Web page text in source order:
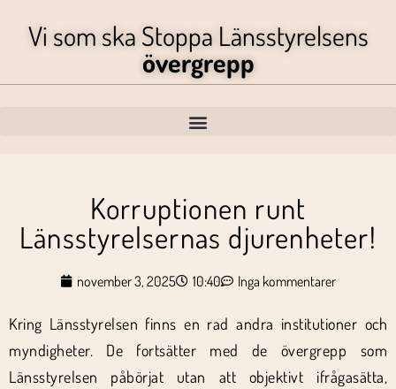
Vi som ska Stoppa Länsstyrelsens
övergrepp
Korruptionen runt
Länsstyrelsernas djurenheter!
november 3, 2025 10:40 Inga kommentarer
Kring Länsstyrelsen finns en rad andra institutioner och
myndigheter. De fortsätter med de övergrepp som
Länsstyrelsen påbörjat utan att objektivt ifrågasätta,